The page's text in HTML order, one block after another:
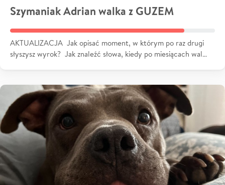
Szymaniak Adrian walka z GUZEM
AKTUALIZACJA Jak opisać moment, w którym po raz drugi
słyszysz wyrok? Jak znaleźć słowa, kiedy po miesiącach wal…